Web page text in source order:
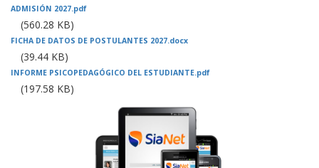
ADMISIÓN 2027.pdf
(560.28 KB)
FICHA DE DATOS DE POSTULANTES 2027.docx
(39.44 KB)
INFORME PSICOPEDAGÓGICO DEL ESTUDIANTE.pdf
(197.58 KB)